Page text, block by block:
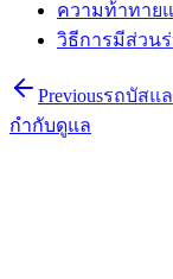
ความท้าทาย
วิธีการมีส่วน
Previousรถบัสแ
กำกับดูแล